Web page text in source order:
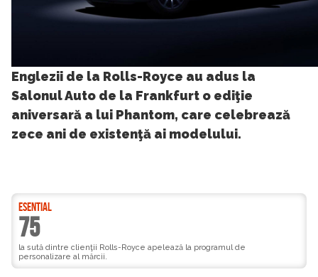
Englezii de la Rolls-Royce au adus la
Salonul Auto de la Frankfurt o ediţie
aniversară a lui Phantom, care celebrează
zece ani de existenţă ai modelului.
ESENTIAL
75
la sută dintre clienţii Rolls-Royce apelează la programul de
personalizare al mărcii.